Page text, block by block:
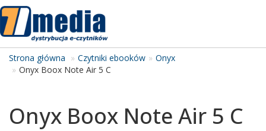
Strona główna Czytniki ebooków
Onyx
Onyx Boox Note Air 5 C
Onyx Boox Note Air 5 C